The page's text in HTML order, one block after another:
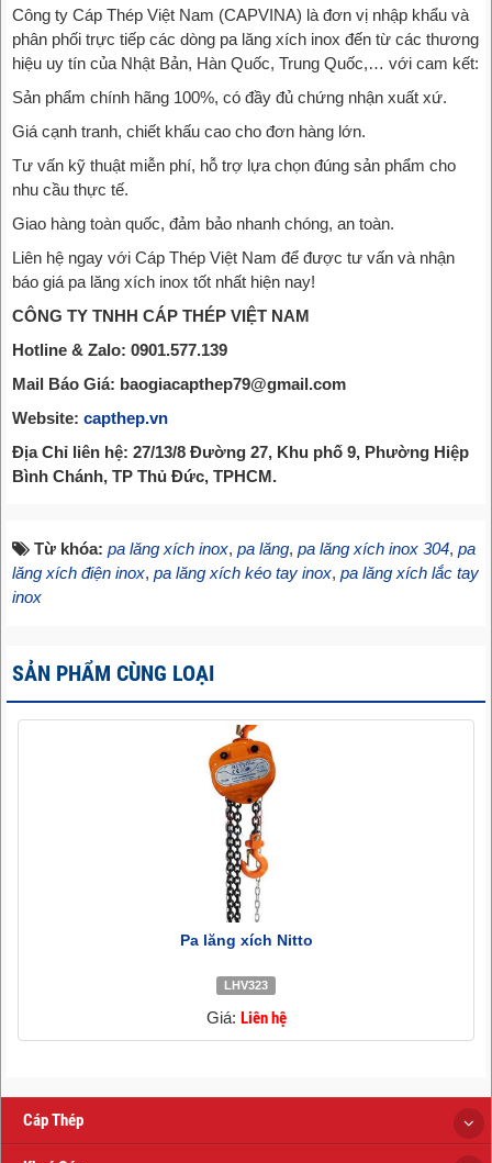
Công ty Cáp Thép Việt Nam (CAPVINA) là đơn vị nhập khẩu và
phân phối trực tiếp các dòng pa lăng xích inox đến từ các thương
hiệu uy tín của Nhật Bản, Hàn Quốc, Trung Quốc,… với cam kết:
Sản phẩm chính hãng 100%, có đầy đủ chứng nhận xuất xứ.
Giá cạnh tranh, chiết khấu cao cho đơn hàng lớn.
Tư vấn kỹ thuật miễn phí, hỗ trợ lựa chọn đúng sản phẩm cho
nhu cầu thực tế.
Giao hàng toàn quốc, đảm bảo nhanh chóng, an toàn.
Liên hệ ngay với Cáp Thép Việt Nam để được tư vấn và nhận
báo giá pa lăng xích inox tốt nhất hiện nay!
CÔNG TY TNHH CÁP THÉP VIỆT NAM
Hotline & Zalo: 0901.577.139
Mail Báo Giá: baogiacapthep79@gmail.com
Website: capthep.vn
Địa Chỉ liên hệ: 27/13/8 Đường 27, Khu phố 9, Phường Hiệp
Bình Chánh, TP Thủ Đức, TPHCM.
Từ khóa: pa lăng xích inox, pa lăng, pa lăng xích inox 304, pa
lăng xích điện inox, pa lăng xích kéo tay inox, pa lăng xích lắc tay
inox
SẢN PHẨM CÙNG LOẠI
Pa lăng xích Nitto
LHV323
Giá: Liên hệ
Cáp Thép